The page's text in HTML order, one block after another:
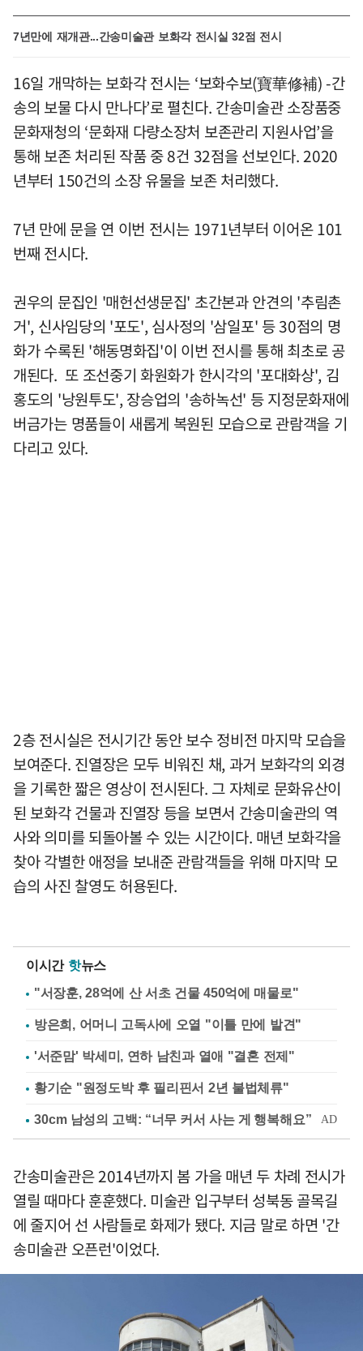
7년만에 재개관...간송미술관 보화각 전시실 32점 전시
16일 개막하는 보화각 전시는 ‘보화수보(寶華修補) -간
송의 보물 다시 만나다’로 펼친다. 간송미술관 소장품중
문화재청의 ‘문화재 다량소장처 보존관리 지원사업’을
통해 보존 처리된 작품 중 8건 32점을 선보인다. 2020
년부터 150건의 소장 유물을 보존 처리했다.
7년 만에 문을 연 이번 전시는 1971년부터 이어온 101
번째 전시다.
권우의 문집인 '매헌선생문집' 초간본과 안견의 '추림촌
거', 신사임당의 '포도', 심사정의 '삼일포' 등 30점의 명
화가 수록된 '해동명화집'이 이번 전시를 통해 최초로 공
개된다. 또 조선중기 화원화가 한시각의 '포대화상', 김
홍도의 '낭원투도', 장승업의 '송하녹선' 등 지정문화재에
버금가는 명품들이 새롭게 복원된 모습으로 관람객을 기
다리고 있다.
2층 전시실은 전시기간 동안 보수 정비전 마지막 모습을
보여준다. 진열장은 모두 비워진 채, 과거 보화각의 외경
을 기록한 짧은 영상이 전시된다. 그 자체로 문화유산이
된 보화각 건물과 진열장 등을 보면서 간송미술관의 역
사와 의미를 되돌아볼 수 있는 시간이다. 매년 보화각을
찾아 각별한 애정을 보내준 관람객들을 위해 마지막 모
습의 사진 찰영도 허용된다.
이시간 핫뉴스
"서장훈, 28억에 산 서초 건물 450억에 매물로"
방은희, 어머니 고독사에 오열 "이틀 만에 발견"
'서준맘' 박세미, 연하 남친과 열애 "결혼 전제"
황기순 "원정도박 후 필리핀서 2년 불법체류"
간송미술관은 2014년까지 봄 가을 매년 두 차례 전시가
열릴 때마다 훈훈했다. 미술관 입구부터 성북동 골목길
에 줄지어 선 사람들로 화제가 됐다. 지금 말로 하면 '간
송미술관 오픈런'이었다.